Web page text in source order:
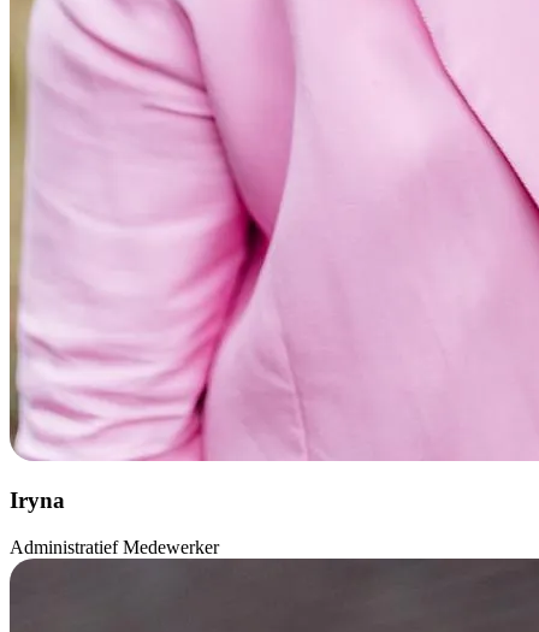
Iryna
Administratief Medewerker